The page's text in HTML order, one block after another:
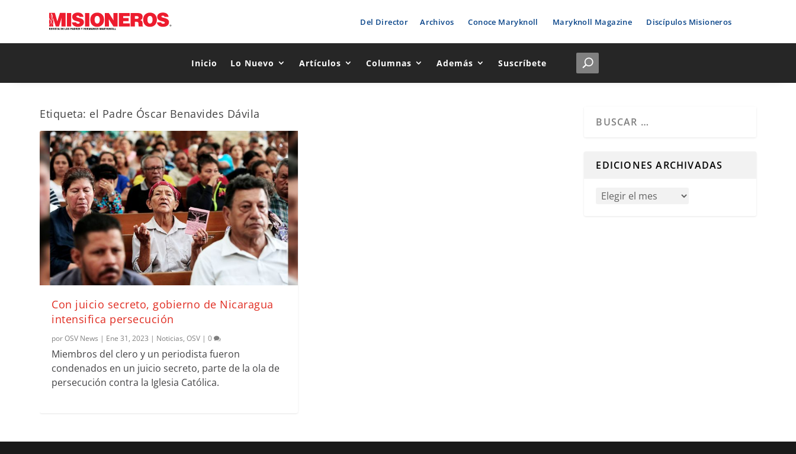
Del Director Archivos Conoce Maryknoll Maryknoll Magazine Discípulos Misioneros
Inicio Lo Nuevo Artículos Columnas Además Suscríbete
Etiqueta: el Padre Óscar Benavides Dávila
Con juicio secreto, gobierno de Nicaragua
intensifica persecución
porOSV News | Ene 31, 2023 | Noticias,OSV |0
Miembros del clero y un periodista fueron
condenados en un juicio secreto, parte de la ola de
persecución contra la Iglesia Católica.
EDICIONES ARCHIVADAS